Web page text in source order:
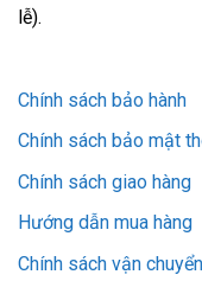
lễ).
Chính sách bảo hành
Chính sách bảo mật
Chính sách giao hàng
Hướng dẫn mua hàng
Chính sách vận chuyển